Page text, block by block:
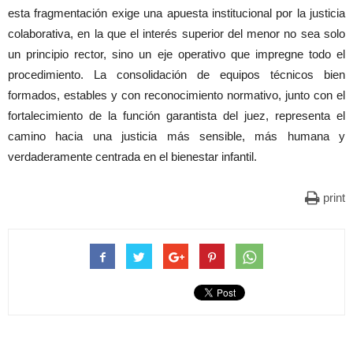
esta fragmentación exige una apuesta institucional por la justicia
colaborativa, en la que el interés superior del menor no sea solo
un principio rector, sino un eje operativo que impregne todo el
procedimiento. La consolidación de equipos técnicos bien
formados, estables y con reconocimiento normativo, junto con el
fortalecimiento de la función garantista del juez, representa el
camino hacia una justicia más sensible, más humana y
verdaderamente centrada en el bienestar infantil.
print